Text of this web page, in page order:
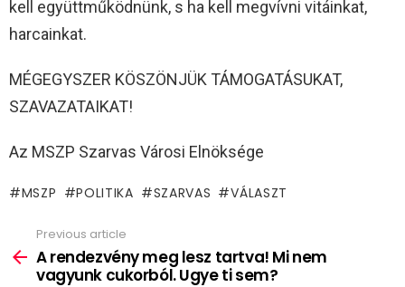
kell együttműködnünk, s ha kell megvívni vitáinkat,
harcainkat.
MÉGEGYSZER KÖSZÖNJÜK TÁMOGATÁSUKAT,
SZAVAZATAIKAT!
Az MSZP Szarvas Városi Elnöksége
MSZP POLITIKA SZARVAS VÁLASZT
more
Previous article
A rendezvény meg lesz tartva! Mi nem
vagyunk cukorból. Ugye ti sem?